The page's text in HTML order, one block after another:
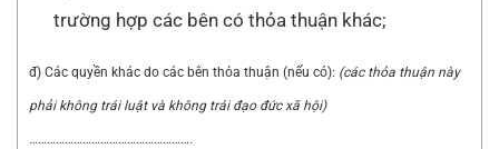
trường hợp các bên có thỏa thuận khác;
đ) Các quyền khác do các bên thỏa thuận (nếu có): (các thỏa thuận này
phải không trái luật và không trái đạo đức xã hội)
……………………………………………….